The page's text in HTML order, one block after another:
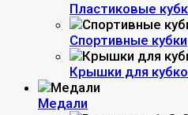
Пластиковые
Спортивные кубки
Крышки для
Медали